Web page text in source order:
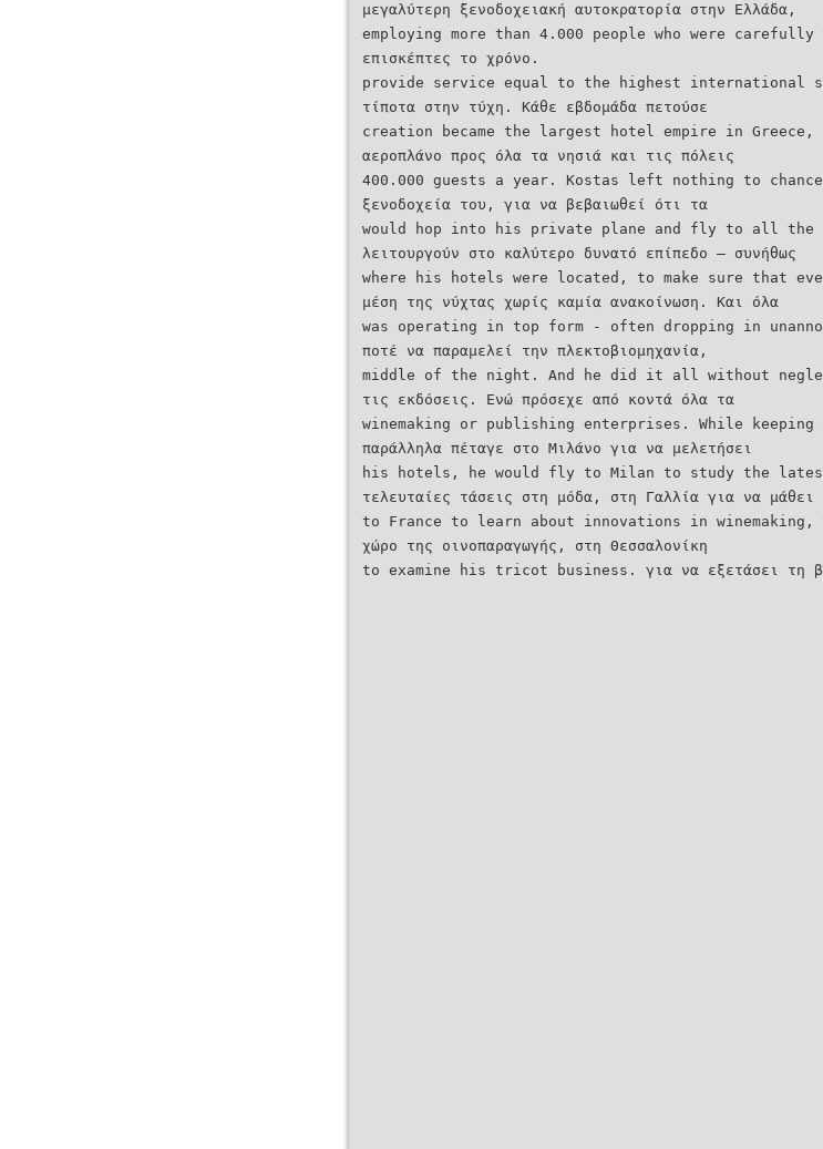
μεγαλύτερη ξενοδοχειακή αυτοκρατορία στην Ελλάδα,
employing more than 4.000 people who were carefully
επισκέπτες το χρόνο.
provide service equal to the highest international
τίποτα στην τύχη. Κάθε εβδομάδα πετούσε
creation became the largest hotel empire in Greece,
αεροπλάνο προς όλα τα νησιά και τις πόλεις
400.000 guests a year. Kostas left nothing to chance.
ξενοδοχεία του, για να βεβαιωθεί ότι τα
would hop into his private plane and fly to all the
λειτουργούν στο καλύτερο δυνατό επίπεδο – συνήθως
where his hotels were located, to make sure that
μέση της νύχτας χωρίς καμία ανακοίνωση. Και όλα
was operating in top form - often dropping in
ποτέ να παραμελεί την πλεκτοβιομηχανία,
middle of the night. And he did it all without
τις εκδόσεις. Ενώ πρόσεχε από κοντά όλα τα
winemaking or publishing enterprises. While keeping
παράλληλα πέταγε στο Μιλάνο για να μελετήσει
his hotels, he would fly to Milan to study the
τελευταίες τάσεις στη μόδα, στη Γαλλία για να μάθει
to France to learn about innovations in winemaking,
χώρο της οινοπαραγωγής, στη Θεσσαλονίκη
to examine his tricot business. για να εξετάσει τη